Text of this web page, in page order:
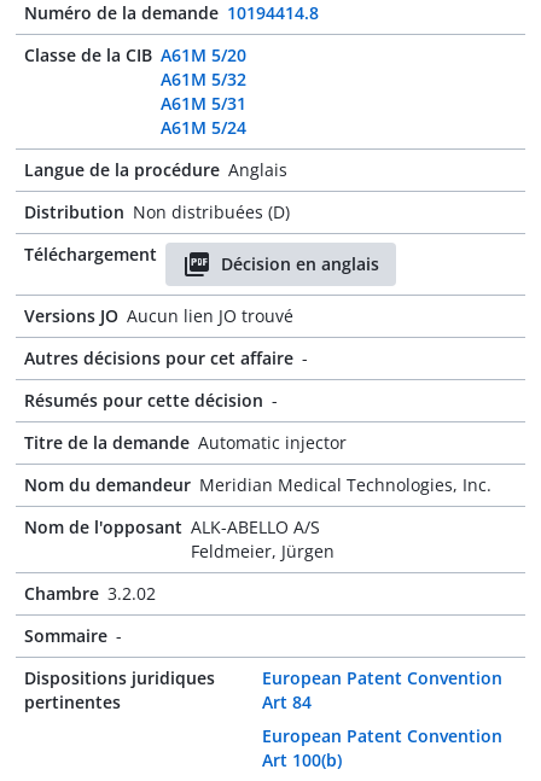
Numéro de la demande 10194414.8
Classe de la CIB A61M 5/20
A61M 5/32
A61M 5/31
A61M 5/24
Langue de la procédure Anglais
Distribution Non distribuées (D)
Téléchargement
Décision en anglais
Versions JO Aucun lien JO trouvé
Autres décisions pour cet affaire -
Résumés pour cette décision -
Titre de la demande Automatic injector
Nom du demandeur Meridian Medical Technologies, Inc.
Nom de l'opposant ALK-ABELLO A/S
Feldmeier, Jürgen
Chambre 3.2.02
Sommaire -
Dispositions juridiques
pertinentes
European Patent Convention
Art 84
European Patent Convention
Art 100(b)